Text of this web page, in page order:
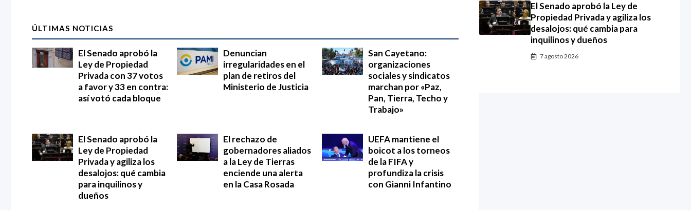
ÚLTIMAS NOTICIAS
El Senado aprobó la
Ley de Propiedad
Privada con 37 votos
a favor y 33 en contra:
así votó cada bloque
Denuncian
irregularidades en el
plan de retiros del
Ministerio de Justicia
San Cayetano:
organizaciones
sociales y sindicatos
marchan por «Paz,
Pan, Tierra, Techo y
Trabajo»
El Senado aprobó la
Ley de Propiedad
Privada y agiliza los
desalojos: qué cambia
para inquilinos y
dueños
El rechazo de
gobernadores aliados
a la Ley de Tierras
enciende una alerta
en la Casa Rosada
UEFA mantiene el
boicot a los torneos
de la FIFA y
profundiza la crisis
con Gianni Infantino
El Senado aprobó la Ley de
Propiedad Privada y agiliza los
desalojos: qué cambia para
inquilinos y dueños
7 agosto 2026